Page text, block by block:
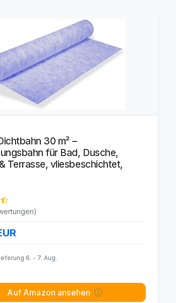
30 m² –
für Bad, Dusche,
Terrasse, vliesbeschichtet,
6. - 7. Aug.
Auf Amazon ansehen